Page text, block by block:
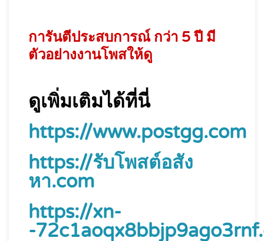
การันตีประสบการณ์ กว่า 5 ปี มี
ตัวอย่างงานโพสให้ดู
ดูเพิ่มเติมได้ที่นี่
https://www.postgg.com
https://รับโพสต์อสัง
หา.com
https://xn-
-